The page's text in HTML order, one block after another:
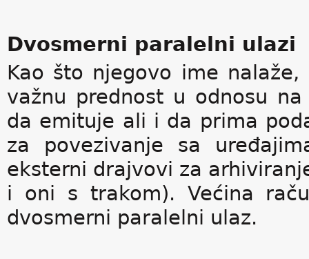
Dvosmerni paralelni ulazi
Kao što njegovo ime
važnu prednost u odnosu
da emituje ali i da prima
za povezivanje sa
eksterni drajvovi za
i oni s trakom). Većina
dvosmerni paralelni ulaz.